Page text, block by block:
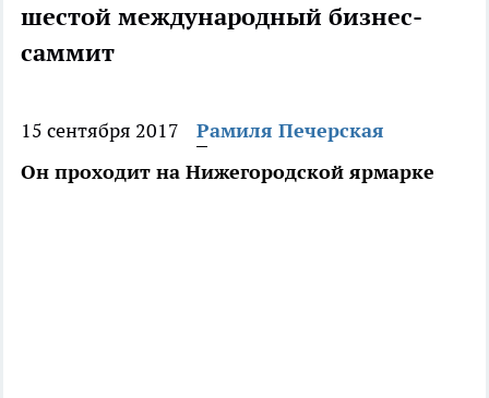
шестой международный бизнес-
саммит
15 сентября 2017
Рамиля Печерская
Он проходит на Нижегородской ярмарке